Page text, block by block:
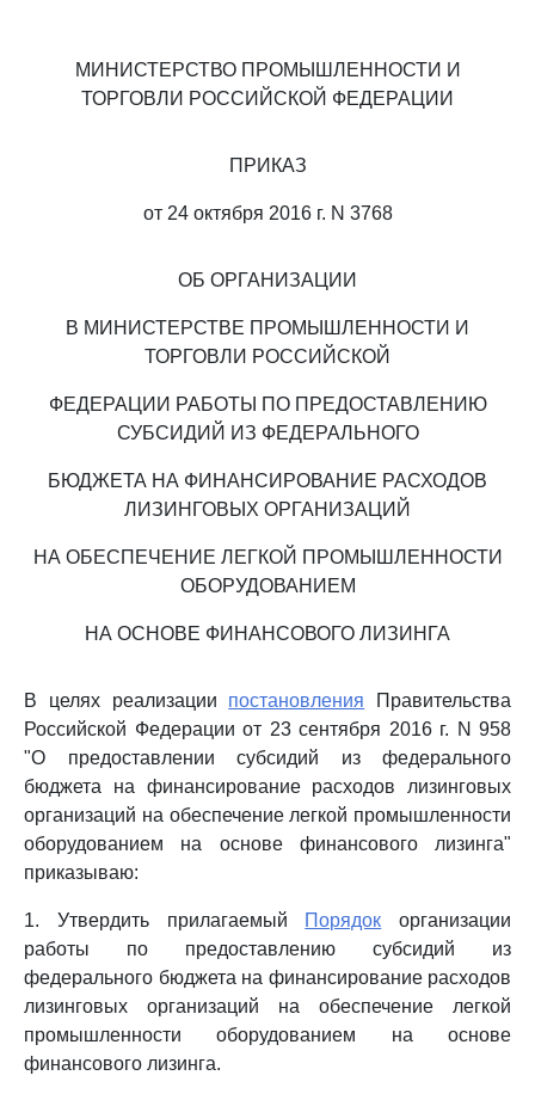
МИНИСТЕРСТВО ПРОМЫШЛЕННОСТИ И
ТОРГОВЛИ РОССИЙСКОЙ ФЕДЕРАЦИИ
ПРИКАЗ
от 24 октября 2016 г. N 3768
ОБ ОРГАНИЗАЦИИ
В МИНИСТЕРСТВЕ ПРОМЫШЛЕННОСТИ И
ТОРГОВЛИ РОССИЙСКОЙ
ФЕДЕРАЦИИ РАБОТЫ ПО ПРЕДОСТАВЛЕНИЮ
СУБСИДИЙ ИЗ ФЕДЕРАЛЬНОГО
БЮДЖЕТА НА ФИНАНСИРОВАНИЕ РАСХОДОВ
ЛИЗИНГОВЫХ ОРГАНИЗАЦИЙ
НА ОБЕСПЕЧЕНИЕ ЛЕГКОЙ ПРОМЫШЛЕННОСТИ
ОБОРУДОВАНИЕМ
НА ОСНОВЕ ФИНАНСОВОГО ЛИЗИНГА
В целях реализации постановления Правительства
Российской Федерации от 23 сентября 2016 г. N 958
"О предоставлении субсидий из федерального
бюджета на финансирование расходов лизинговых
организаций на обеспечение легкой промышленности
оборудованием на основе финансового лизинга"
приказываю:
1. Утвердить прилагаемый Порядок организации
работы по предоставлению субсидий из
федерального бюджета на финансирование расходов
лизинговых организаций на обеспечение легкой
промышленности оборудованием на основе
финансового лизинга.